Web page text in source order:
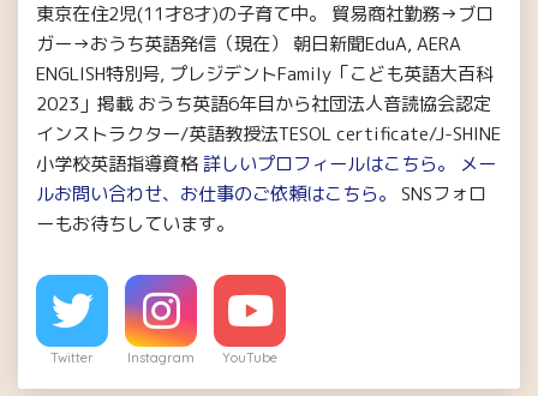
東京在住2児(11才8才)の子育て中。 貿易商社勤務→ブロ
ガー→おうち英語発信（現在） 朝日新聞EduA, AERA
ENGLISH特別号, プレジデントFamily「こども英語大百科
2023」掲載 おうち英語6年目から社団法人音読協会認定
インストラクター/英語教授法TESOL certificate/J-SHINE
小学校英語指導資格詳しいプロフィールはこちら。
メー
ルお問い合わせ、お仕事のご依頼はこちら。
SNSフォロ
ーもお待ちしています。
Twitter Instagram YouTube